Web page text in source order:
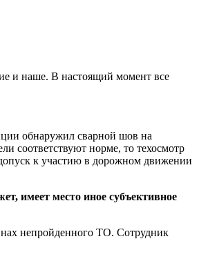
и наше. В настоящий момент все
обнаружил сварной шов на
соответствуют норме, то техосмотр
к участию в дорожном движении
имеет место иное субъективное
непройденного ТО. Сотрудник